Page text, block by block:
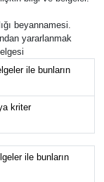
beyannamesi.
yararlanmak
ile bunların
kriter
ile bunların